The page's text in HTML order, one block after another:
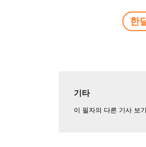
한
기타
이 필자의 다른 기사 보기